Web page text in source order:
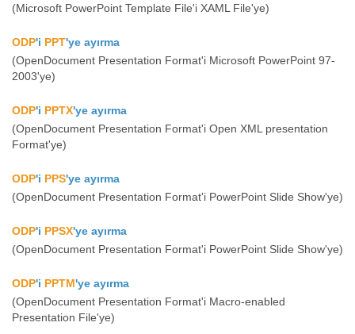
(Microsoft PowerPoint Template File'i XAML File'ye)
ODP'i PPT'ye ayırma
(OpenDocument Presentation Format'i Microsoft PowerPoint 97-
2003'ye)
ODP'i PPTX'ye ayırma
(OpenDocument Presentation Format'i Open XML presentation
Format'ye)
ODP'i PPS'ye ayırma
(OpenDocument Presentation Format'i PowerPoint Slide Show'ye)
ODP'i PPSX'ye ayırma
(OpenDocument Presentation Format'i PowerPoint Slide Show'ye)
ODP'i PPTM'ye ayırma
(OpenDocument Presentation Format'i Macro-enabled
Presentation File'ye)